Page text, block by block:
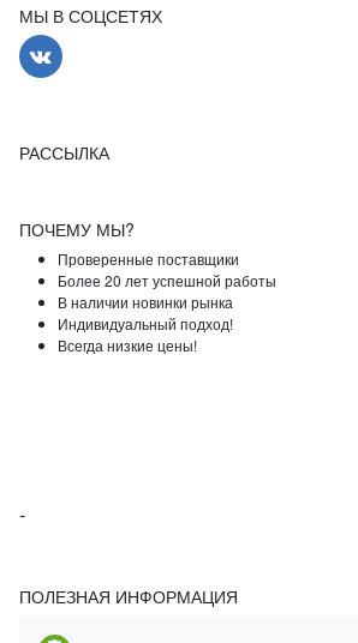
МЫ В СОЦСЕТЯХ
РАССЫЛКА
ПОЧЕМУ МЫ?
Проверенные поставщики
Более 20 лет успешной работы
В наличии новинки рынка
Индивидуальный подход!
Всегда низкие цены!
-
ПОЛЕЗНАЯ ИНФОРМАЦИЯ